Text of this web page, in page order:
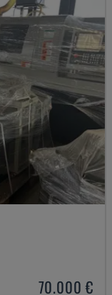
70.000 €